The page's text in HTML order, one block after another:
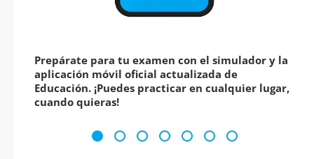
Prepárate para tu examen con el simulador y la
aplicación móvil oficial actualizada de
Educación. ¡Puedes practicar en cualquier lugar,
cuando quieras!